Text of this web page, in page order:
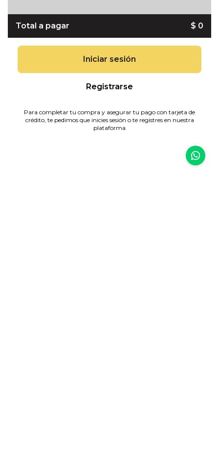
Total a pagar $ 0
Iniciar sesión
Registrarse
Para completar tu compra y asegurar tu pago con tarjeta de
crédito, te pedimos que inicies sesión o te registres en nuestra
plataforma